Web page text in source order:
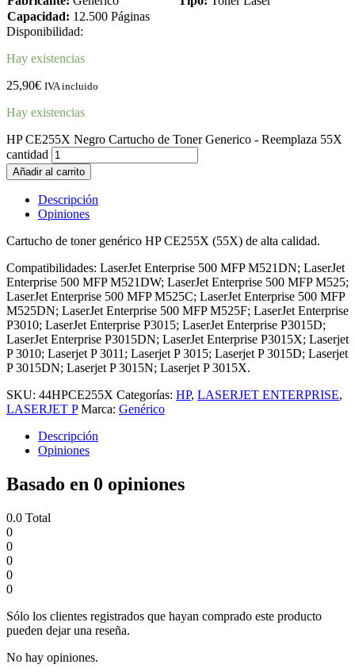
Capacidad: 12.500 Páginas
Disponibilidad:
Hay existencias
25,90€ IVA incluido
Hay existencias
HP CE255X Negro Cartucho de Toner Generico - Reemplaza 55X
cantidad
Añadir al carrito
Descripción
Opiniones
Cartucho de toner genérico HP CE255X (55X) de alta calidad.
Compatibilidades: LaserJet Enterprise 500 MFP M521DN; LaserJet
Enterprise 500 MFP M521DW; LaserJet Enterprise 500 MFP M525;
LaserJet Enterprise 500 MFP M525C; LaserJet Enterprise 500 MFP
M525DN; LaserJet Enterprise 500 MFP M525F; LaserJet Enterprise
P3010; LaserJet Enterprise P3015; LaserJet Enterprise P3015D;
LaserJet Enterprise P3015DN; LaserJet Enterprise P3015X; Laserjet
P 3010; Laserjet P 3011; Laserjet P 3015; Laserjet P 3015D; Laserjet
P 3015DN; Laserjet P 3015N; Laserjet P 3015X.
SKU: 44HPCE255X Categorías: HP, LASERJET ENTERPRISE,
LASERJET P Marca: Genérico
Descripción
Opiniones
Basado en 0 opiniones
0.0 Total
0
0
0
0
0
Sólo los clientes registrados que hayan comprado este producto
pueden dejar una reseña.
No hay opiniones.